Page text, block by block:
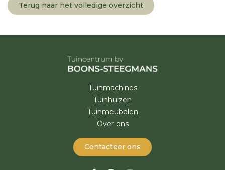
Terug naar het volledige overzicht
Tuinmachines
Tuinhuizen
Tuinmeubelen
Over ons
Contacteer ons